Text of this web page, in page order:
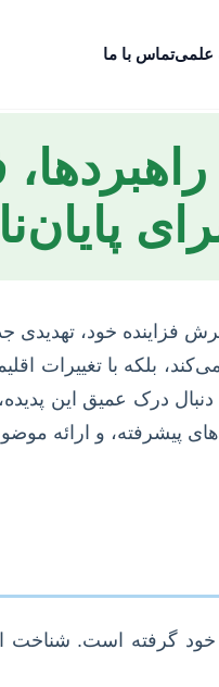
علمیتماس با ما
خود، تهدیدی
بلکه با تغییرات
درک عمیق این
پیشرفته، و ارائه
گرفته است. شناخت